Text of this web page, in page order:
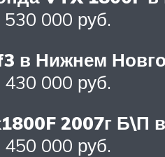
000 руб.
в Нижнем
000 руб.
2007г Б\П
000 руб.